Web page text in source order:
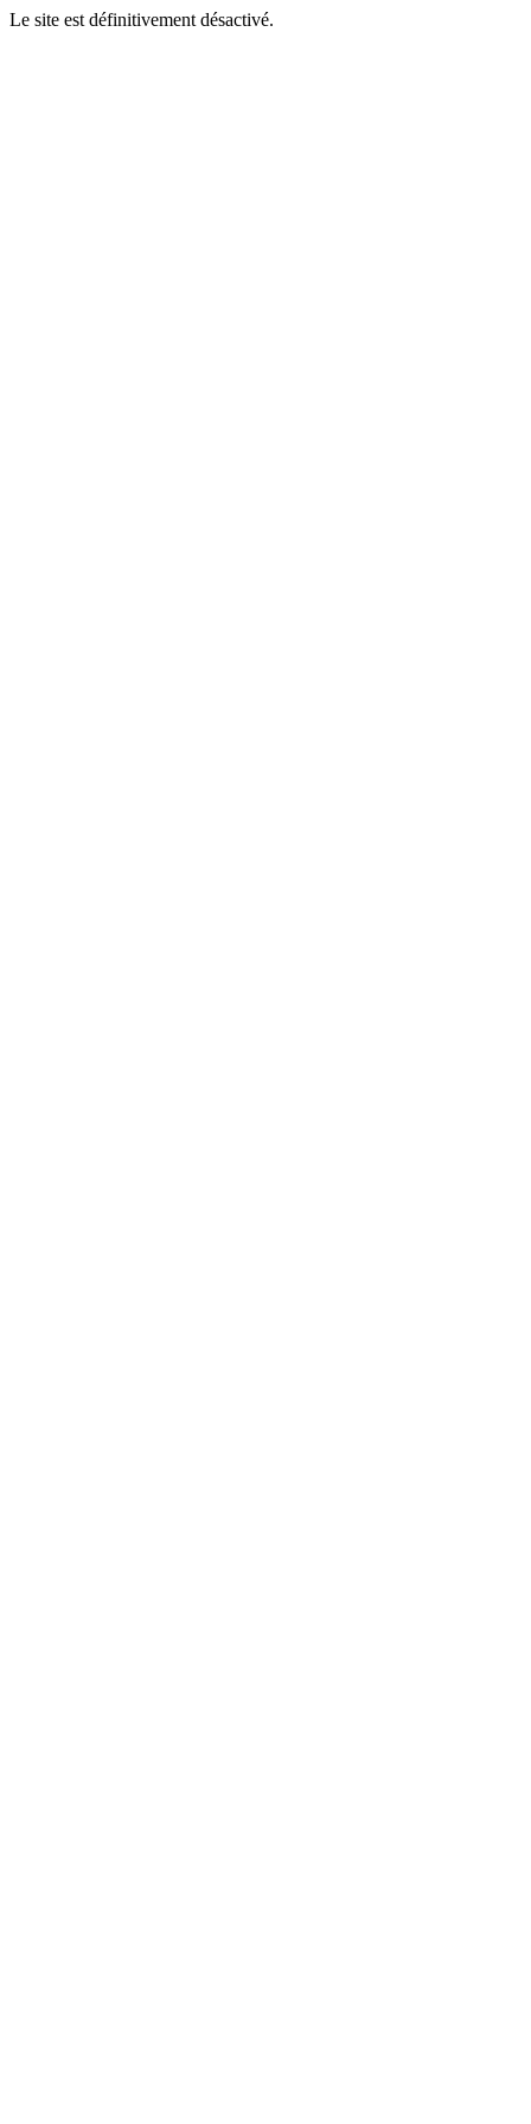
Le site est définitivement désactivé.